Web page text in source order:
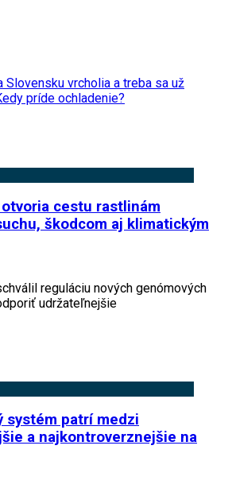
Slovensku vrcholia a treba sa už
príde ochladenie?
otvoria cestu rastlinám
škodcom aj klimatickým
reguláciu nových genómových
udržateľnejšie
systém patrí medzi
a najkontroverznejšie na